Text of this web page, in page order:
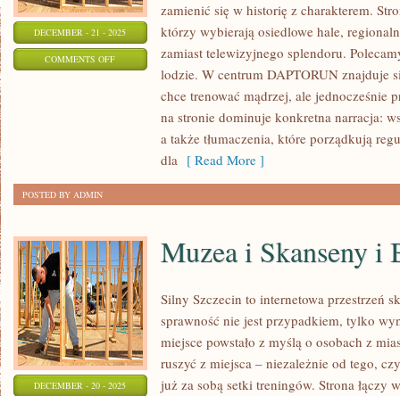
DECEMBER - 21 - 2025
COMMENTS OFFON
NARCIARSTWO
SIATKÓWKA
zamienić się w historię z charakterem.
którzy wybierają osiedlowe hale,
zamiast telewizyjnego splendoru.
lodzie. W centrum DAPTORUN znajduje
chce trenować mądrzej, ale jednocześnie
na stronie dominuje konkretna narracja:
a także tłumaczenia, które porządkują
dla [ Read More ]
POSTED BY ADMIN
DECEMBER - 20 - 2025
Muzea i Skanseny i
Silny Szczecin to internetowa przestrzeń
sprawność nie jest przypadkiem, tylko
miejsce powstało z myślą o osobach z
ruszyć z miejsca – niezależnie od tego,
już za sobą setki treningów. Strona łączy